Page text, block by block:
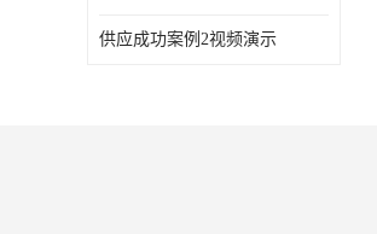
供应成功案例2视频演示